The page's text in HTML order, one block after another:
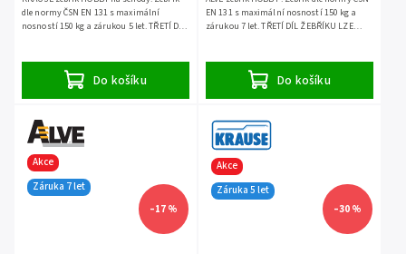
Do košíku
dle normy ČSN EN 131 s maximální
nosností 150 kg a zárukou 5 let. TŘETÍ DÍL
Do košíku
EN 131 s maximální nosností 150 kg a
zárukou 7 let. TŘETÍ DÍL ŽEBŘÍKU LZE
Akce
Záruka 7 let
–17 %
Akce
Záruka 5 let
–30 %